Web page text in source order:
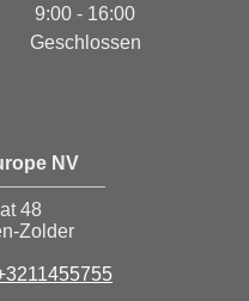
9:00 - 16:00
Geschlossen
NV
48
Zolder